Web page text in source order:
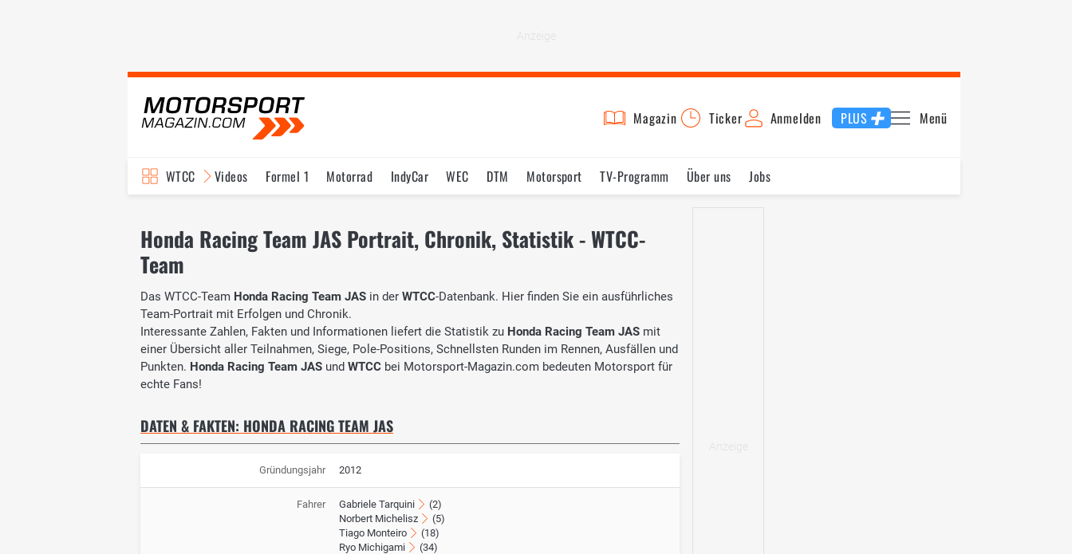
Magazin Ticker Anmelden PLUS Menü
WTCC Videos Formel 1 Motorrad IndyCar WEC DTM Motorsport TV-Programm Über uns Jobs
Honda Racing Team JAS Portrait, Chronik, Statistik - WTCC-
Team
Das WTCC-Team Honda Racing Team JAS in der WTCC-Datenbank. Hier finden Sie ein ausführliches
Team-Portrait mit Erfolgen und Chronik.
Interessante Zahlen, Fakten und Informationen liefert die Statistik zu Honda Racing Team JAS mit
einer Übersicht aller Teilnahmen, Siege, Pole-Positions, Schnellsten Runden im Rennen, Ausfällen und
Punkten. Honda Racing Team JAS und WTCC bei Motorsport-Magazin.com bedeuten Motorsport für
echte Fans!
DATEN & FAKTEN: HONDA RACING TEAM JAS
Gründungsjahr 2012
Fahrer Gabriele Tarquini
(2)
Norbert Michelisz
(5)
Tiago Monteiro
(18)
Ryo Michigami
(34)